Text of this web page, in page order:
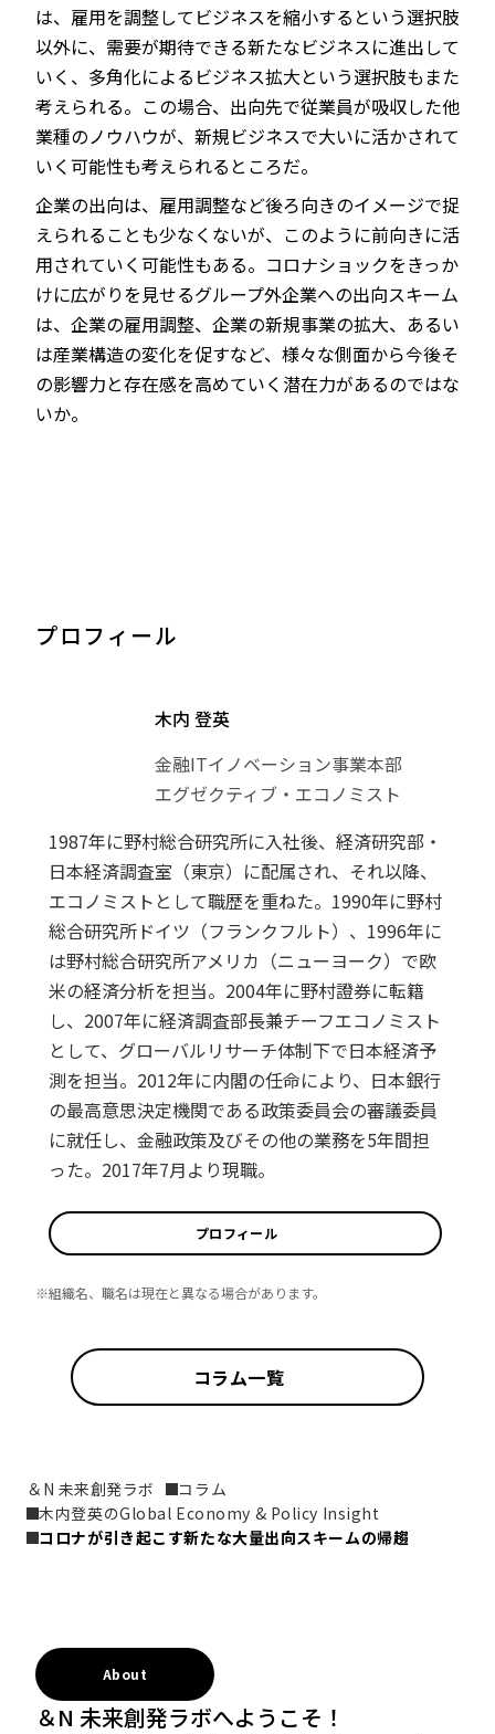
は、雇用を調整してビジネスを縮小するという選択肢
以外に、需要が期待できる新たなビジネスに進出して
いく、多角化によるビジネス拡大という選択肢もまた
考えられる。この場合、出向先で従業員が吸収した他
業種のノウハウが、新規ビジネスで大いに活かされて
いく可能性も考えられるところだ。
企業の出向は、雇用調整など後ろ向きのイメージで捉
えられることも少なくないが、このように前向きに活
用されていく可能性もある。コロナショックをきっか
けに広がりを見せるグループ外企業への出向スキーム
は、企業の雇用調整、企業の新規事業の拡大、あるい
は産業構造の変化を促すなど、様々な側面から今後そ
の影響力と存在感を高めていく潜在力があるのではな
いか。
プロフィール
木内 登英
金融ITイノベーション事業本部
エグゼクティブ・エコノミスト
1987年に野村総合研究所に入社後、経済研究部・
日本経済調査室（東京）に配属され、それ以降、
エコノミストとして職歴を重ねた。1990年に野村
総合研究所ドイツ（フランクフルト）、1996年に
は野村総合研究所アメリカ（ニューヨーク）で欧
米の経済分析を担当。2004年に野村證券に転籍
し、2007年に経済調査部長兼チーフエコノミスト
として、グローバルリサーチ体制下で日本経済予
測を担当。2012年に内閣の任命により、日本銀行
の最高意思決定機関である政策委員会の審議委員
に就任し、金融政策及びその他の業務を5年間担
った。2017年7月より現職。
プロフィール
※組織名、職名は現在と異なる場合があります。
コラム一覧
＆N 未来創発ラボ
コラム
木内登英のGlobal Economy & Policy Insight
コロナが引き起こす新たな大量出向スキームの帰趨
About
＆N 未来創発ラボへようこそ！